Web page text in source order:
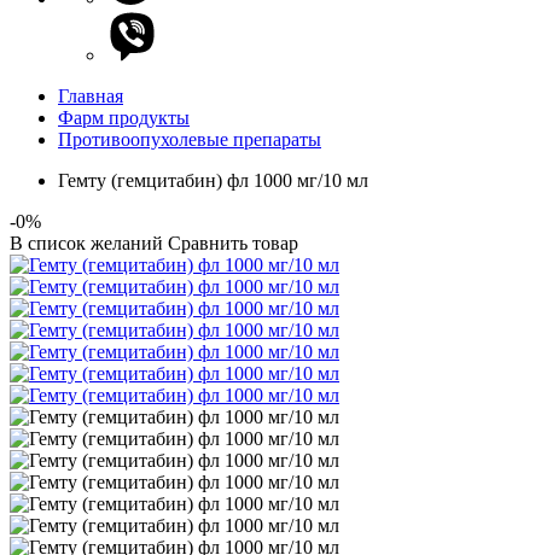
Главная
Фарм продукты
Противоопухолевые препараты
Гемту (гемцитабин) фл 1000 мг/10 мл
-0%
В список желаний Сравнить товар